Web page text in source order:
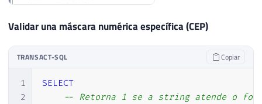
Validar una máscara numérica específica (CEP)
TRANSACT-SQL Copiar
1
2
SELECT
-- Retorna 1 se a string atende o